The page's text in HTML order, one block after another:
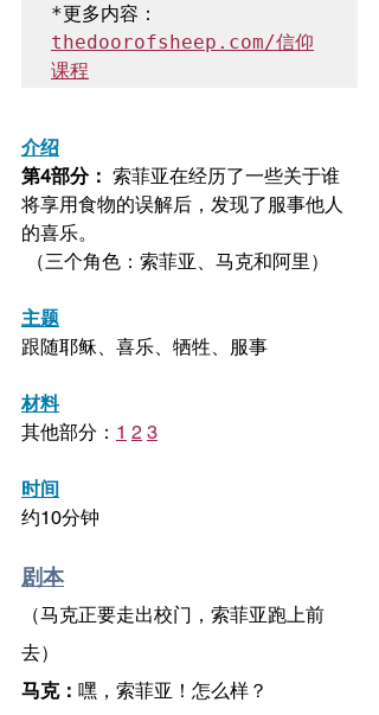
*更多内容：
thedoorofsheep.com/信仰
课程
介绍
第4部分： 索菲亚在经历了一些关于谁
将享用食物的误解后，发现了服事他人
的喜乐。
（三个角色：索菲亚、马克和阿里）
主题
跟随耶稣、喜乐、牺牲、服事
材料
其他部分： 1 2 3
时间
约10分钟
剧本
（马克正要走出校门，索菲亚跑上前
去）
马克： 嘿，索菲亚！怎么样？